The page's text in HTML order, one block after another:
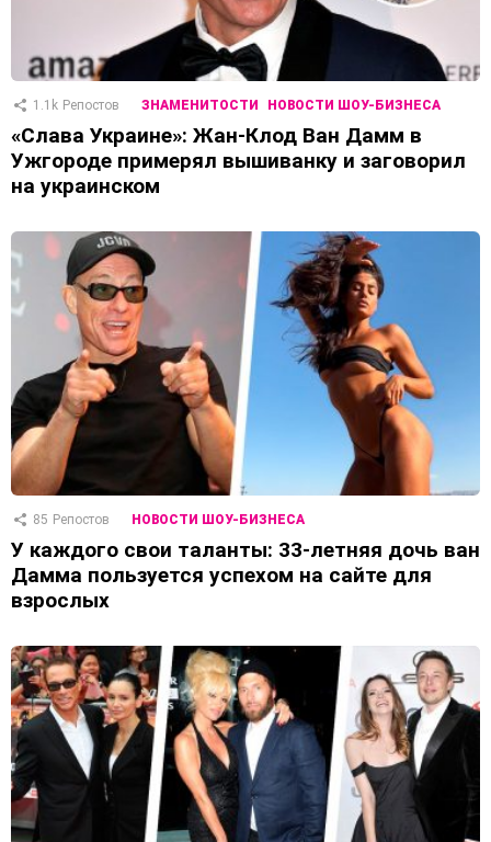
1.1k Репостов ЗНАМЕНИТОСТИ НОВОСТИ ШОУ-БИЗНЕСА
«Слава Украине»: Жан-Клод Ван Дамм в
Ужгороде примерял вышиванку и заговорил
на украинском
85 Репостов НОВОСТИ ШОУ-БИЗНЕСА
У каждого свои таланты: 33-летняя дочь ван
Дамма пользуется успехом на сайте для
взрослых